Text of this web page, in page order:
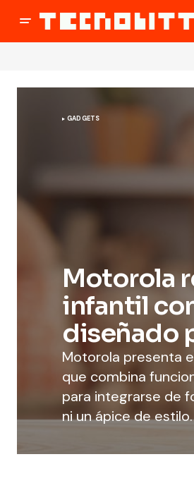
GADGETS
Motorola
infantil
diseñado
Motorola presenta
que combina
para integrarse de
ni un ápice de estilo.